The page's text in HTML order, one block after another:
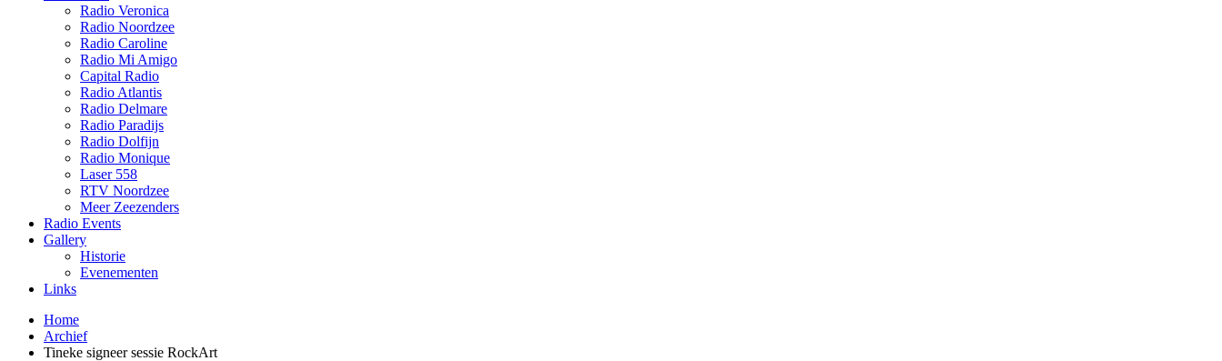
Radio Veronica
Radio Noordzee
Radio Caroline
Radio Mi Amigo
Capital Radio
Radio Atlantis
Radio Delmare
Radio Paradijs
Radio Dolfijn
Radio Monique
Laser 558
RTV Noordzee
Meer Zeezenders
Radio Events
Gallery
Historie
Evenementen
Links
Home
Archief
Tineke signeer sessie RockArt